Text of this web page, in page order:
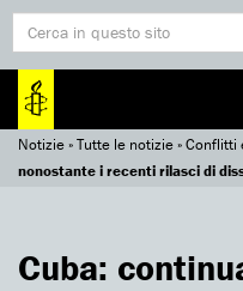
Notizie»Tutte le notizie»Conflitti
nonostante i recenti rilasci di
Cuba: